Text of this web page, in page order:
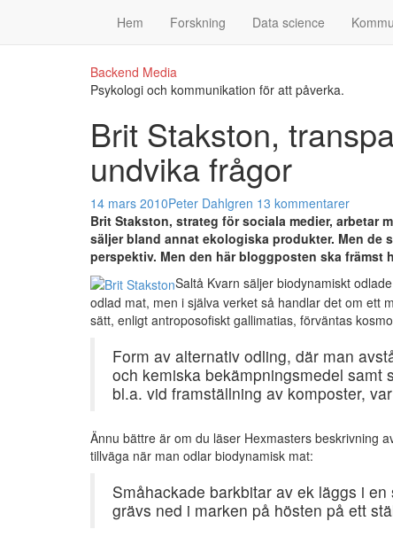
Hem Forskning Data science
Backend Media
Psykologi och kommunikation för att påverka.
Brit Stakston,
undvika frågor
14 mars 2010Peter Dahlgren 13 kommentarer
Brit Stakston, strateg för sociala medier, arbetar
säljer bland annat ekologiska produkter. Men
perspektiv. Men den här bloggposten ska främst
Saltå Kvarn säljer biodynamiskt
odlad mat, men i själva verket så handlar det om ett
sätt, enligt antroposofiskt gallimatias, förväntas
Form av alternativ odling, där man
och kemiska bekämpningsmedel samt
bl.a. vid framställning av komposter,
Ännu bättre är om du läser Hexmasters beskrivning
tillväga när man odlar biodynamisk mat:
Småhackade barkbitar av ek läggs i
grävs ned i marken på hösten på ett